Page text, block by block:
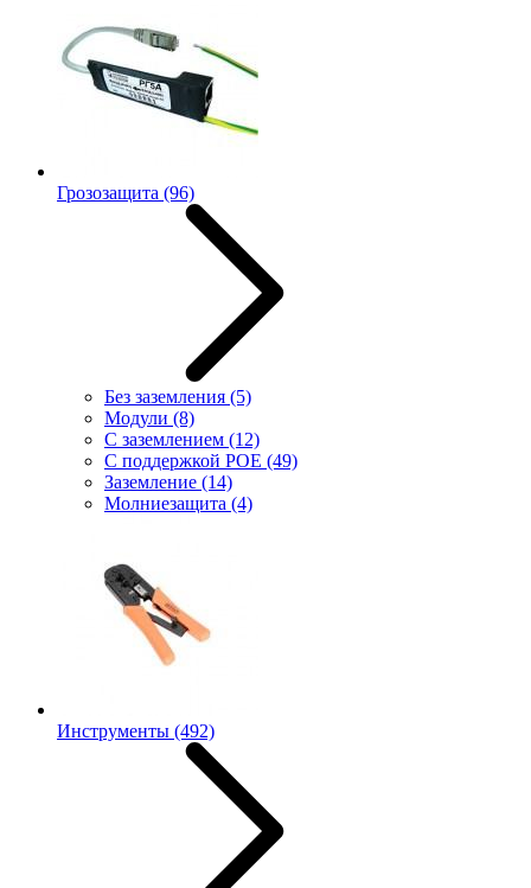
Грозозащита (96)
Без заземления (5)
Модули (8)
С заземлением (12)
С поддержкой POE (49)
Заземление (14)
Молниезащита (4)
Инструменты (492)